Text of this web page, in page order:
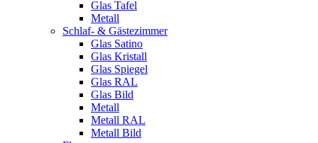
Glas Tafel
Metall
Schlaf- & Gästezimmer
Glas Satino
Glas Kristall
Glas Spiegel
Glas RAL
Glas Bild
Metall
Metall RAL
Metall Bild